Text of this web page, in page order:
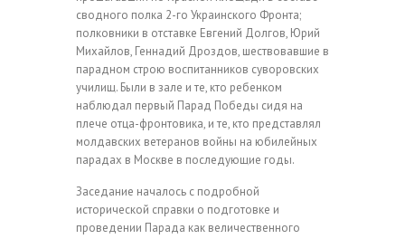
сводного полка 2-го Украинского Фронта;
полковники в отставке Евгений Долгов, Юрий
Михайлов, Геннадий Дроздов, шествовавшие в
парадном строю воспитанников суворовских
училищ. Были в зале и те, кто ребенком
наблюдал первый Парад Победы сидя на
плече отца-фронтовика, и те, кто представлял
молдавских ветеранов войны на юбилейных
парадах в Москве в последующие годы.
Заседание началось с подробной
исторической справки о подготовке и
проведении Парада как величественного